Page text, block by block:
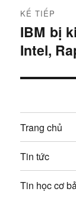
h
ư
g
b
à
i
r
ư
ớ
c
:
KẾ TIẾP
B
à
t
ế
p
IBM bị
Intel,
Trang chủ
Tin tức
Tin học cơ